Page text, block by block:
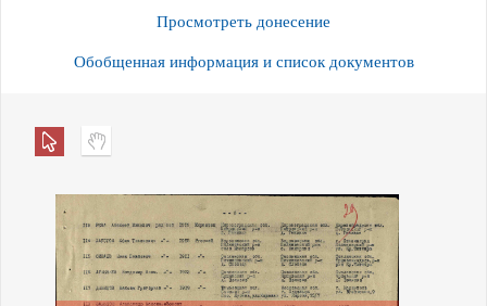
Просмотреть донесение
Обобщенная информация и список документов